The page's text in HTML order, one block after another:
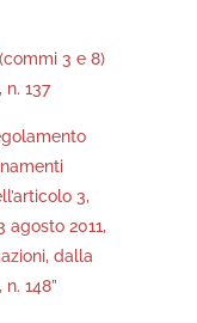
3 e 8)
n. 137
3,
2011,
dalla
148”